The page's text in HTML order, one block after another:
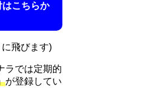
はこちらか
飛びます)
ラでは定期的
が登録してい